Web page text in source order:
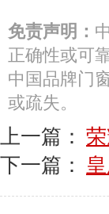
免责声明：
正确性或可
中国品牌门
或疏失。
上一篇：
下一篇：